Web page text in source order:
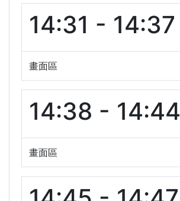
14:31 - 14:37
畫面區
14:38 - 14:44
畫面區